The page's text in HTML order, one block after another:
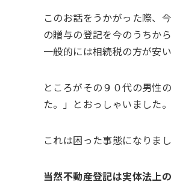
このお話をうかがった際、
の贈与の登記を今のうちか
一般的には相続税の方が安
ところがその９０代の男性
た。」とおっしゃいました。
これは困った事態になりまし
当然不動産登記は実体法上